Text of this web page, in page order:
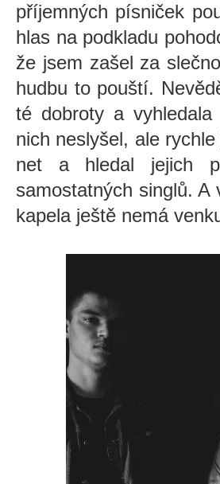
příjemných písniček
hlas na podkladu
že jsem zašel za
hudbu to pouští.
té dobroty a
nich neslyšel, ale
net a hledal jejich
samostatných singlů.
kapela ještě nemá